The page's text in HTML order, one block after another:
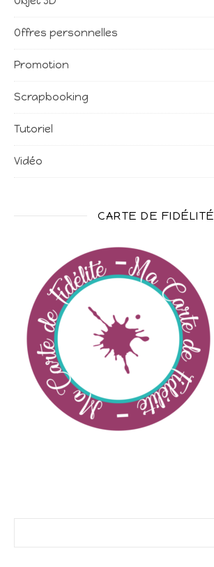
Offres personnelles
Promotion
Scrapbooking
Tutoriel
Vidéo
CARTE DE FIDÉLITÉ